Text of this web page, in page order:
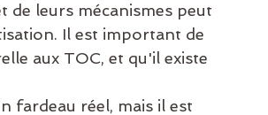
de leurs mécanismes peut
Il est important de
aux TOC, et qu'il existe
fardeau réel, mais il est